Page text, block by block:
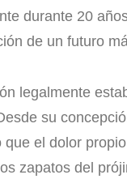
durante 20
de un futuro
legalmente
su
el dolor
zapatos del